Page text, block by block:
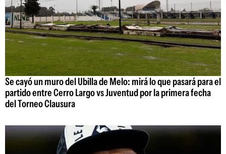
Se cayó un muro del Ubilla de Melo: mirá lo que pasará para el
partido entre Cerro Largo vs Juventud por la primera fecha
del Torneo Clausura